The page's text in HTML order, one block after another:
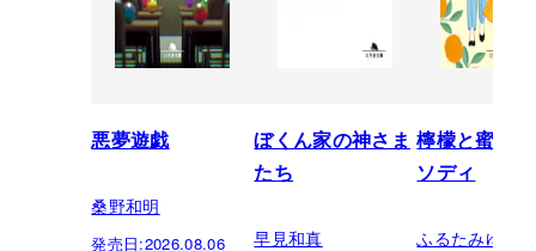
悪夢遊戯
桑野和明
発売日:2026.08.06
ぼくん家の神さま
たち
早見和真
檸檬と蜜柑
ソディ
ふるたみゆき